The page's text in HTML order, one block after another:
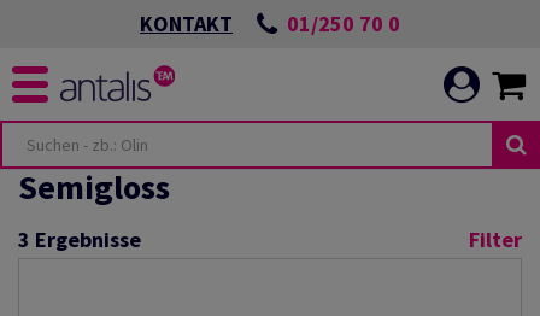
KONTAKT 01/250 70 0
Semigloss
3 Ergebnisse Filter